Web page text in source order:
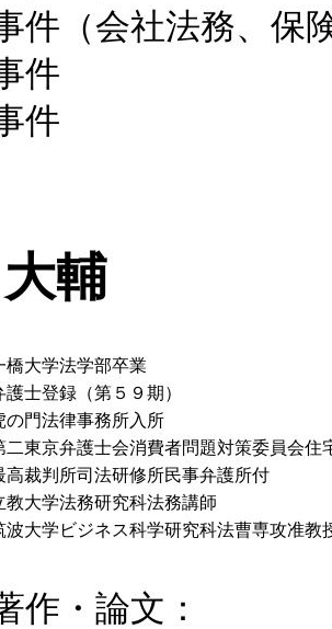
（会社法務、保
件
件
輔
橋大学法学部卒業
護士登録（第５９期）
の門法律事務所入所
二東京弁護士会消費者問題対策委員会住
高裁判所司法研修所民事弁護所付
教大学法務研究科法務講師
波大学ビジネス科学研究科法曹専攻准教
・論文：